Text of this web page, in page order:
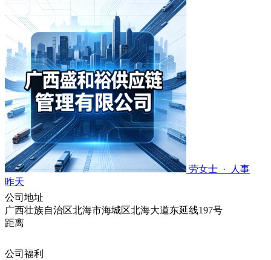
劳女士 · 人事
昨天
公司地址
广西壮族自治区北海市海城区北海大道东延线197号
距离
公司福利